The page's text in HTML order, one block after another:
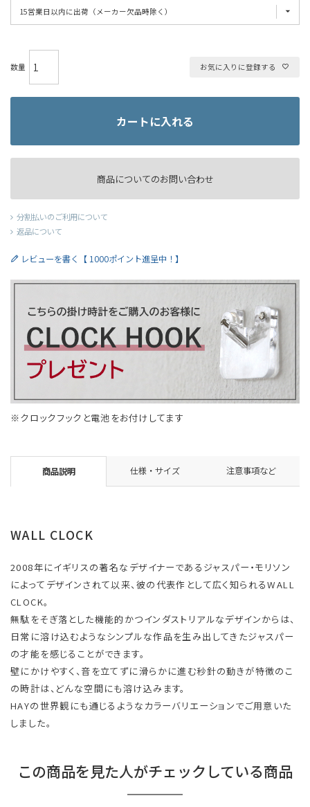
お気に入りに登録する
カートに入れる
商品についてのお問い合わせ
分割払いのご利用について
返品について
レビューを書く【 1000ポイント進呈中！】
※クロックフックと電池をお付けしてます
商品説明 仕様・サイズ 注意事項など
WALL CLOCK
2008年にイギリスの著名なデザイナーであるジャスパー・モリソン
によってデザインされて以来、彼の代表作として広く知られるWALL
CLOCK。
無駄をそぎ落とした機能的かつインダストリアルなデザインからは、
日常に溶け込むようなシンプルな作品を生み出してきたジャスパー
の才能を感じることができます。
壁にかけやすく、音を立てずに滑らかに進む秒針の動きが特徴のこ
の時計は、どんな空間にも溶け込みます。
HAYの世界観にも通じるようなカラーバリエーションでご用意いた
しました。
この商品を見た人がチェックしている商品